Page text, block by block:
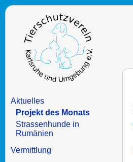
Aktuelles
Projekt des Monats
Strassenhunde in
Rumänien
Vermittlung